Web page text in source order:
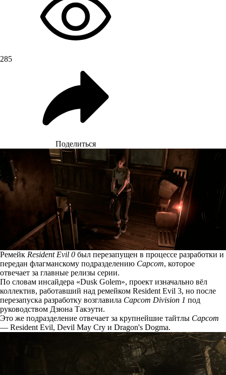
285
Поделиться
Ремейк Resident Evil 0 был перезапущен в процессе разработки и
передан флагманскому подразделению Capcom, которое
отвечает за главные релизы серии.
По словам инсайдера «Dusk Golem», проект изначально вёл
коллектив, работавший над ремейком Resident Evil 3, но после
перезапуска разработку возглавила Capcom Division 1 под
руководством Дзюна Такэути.
Это же подразделение отвечает за крупнейшие тайтлы Capcom
— Resident Evil, Devil May Cry и Dragon's Dogma.